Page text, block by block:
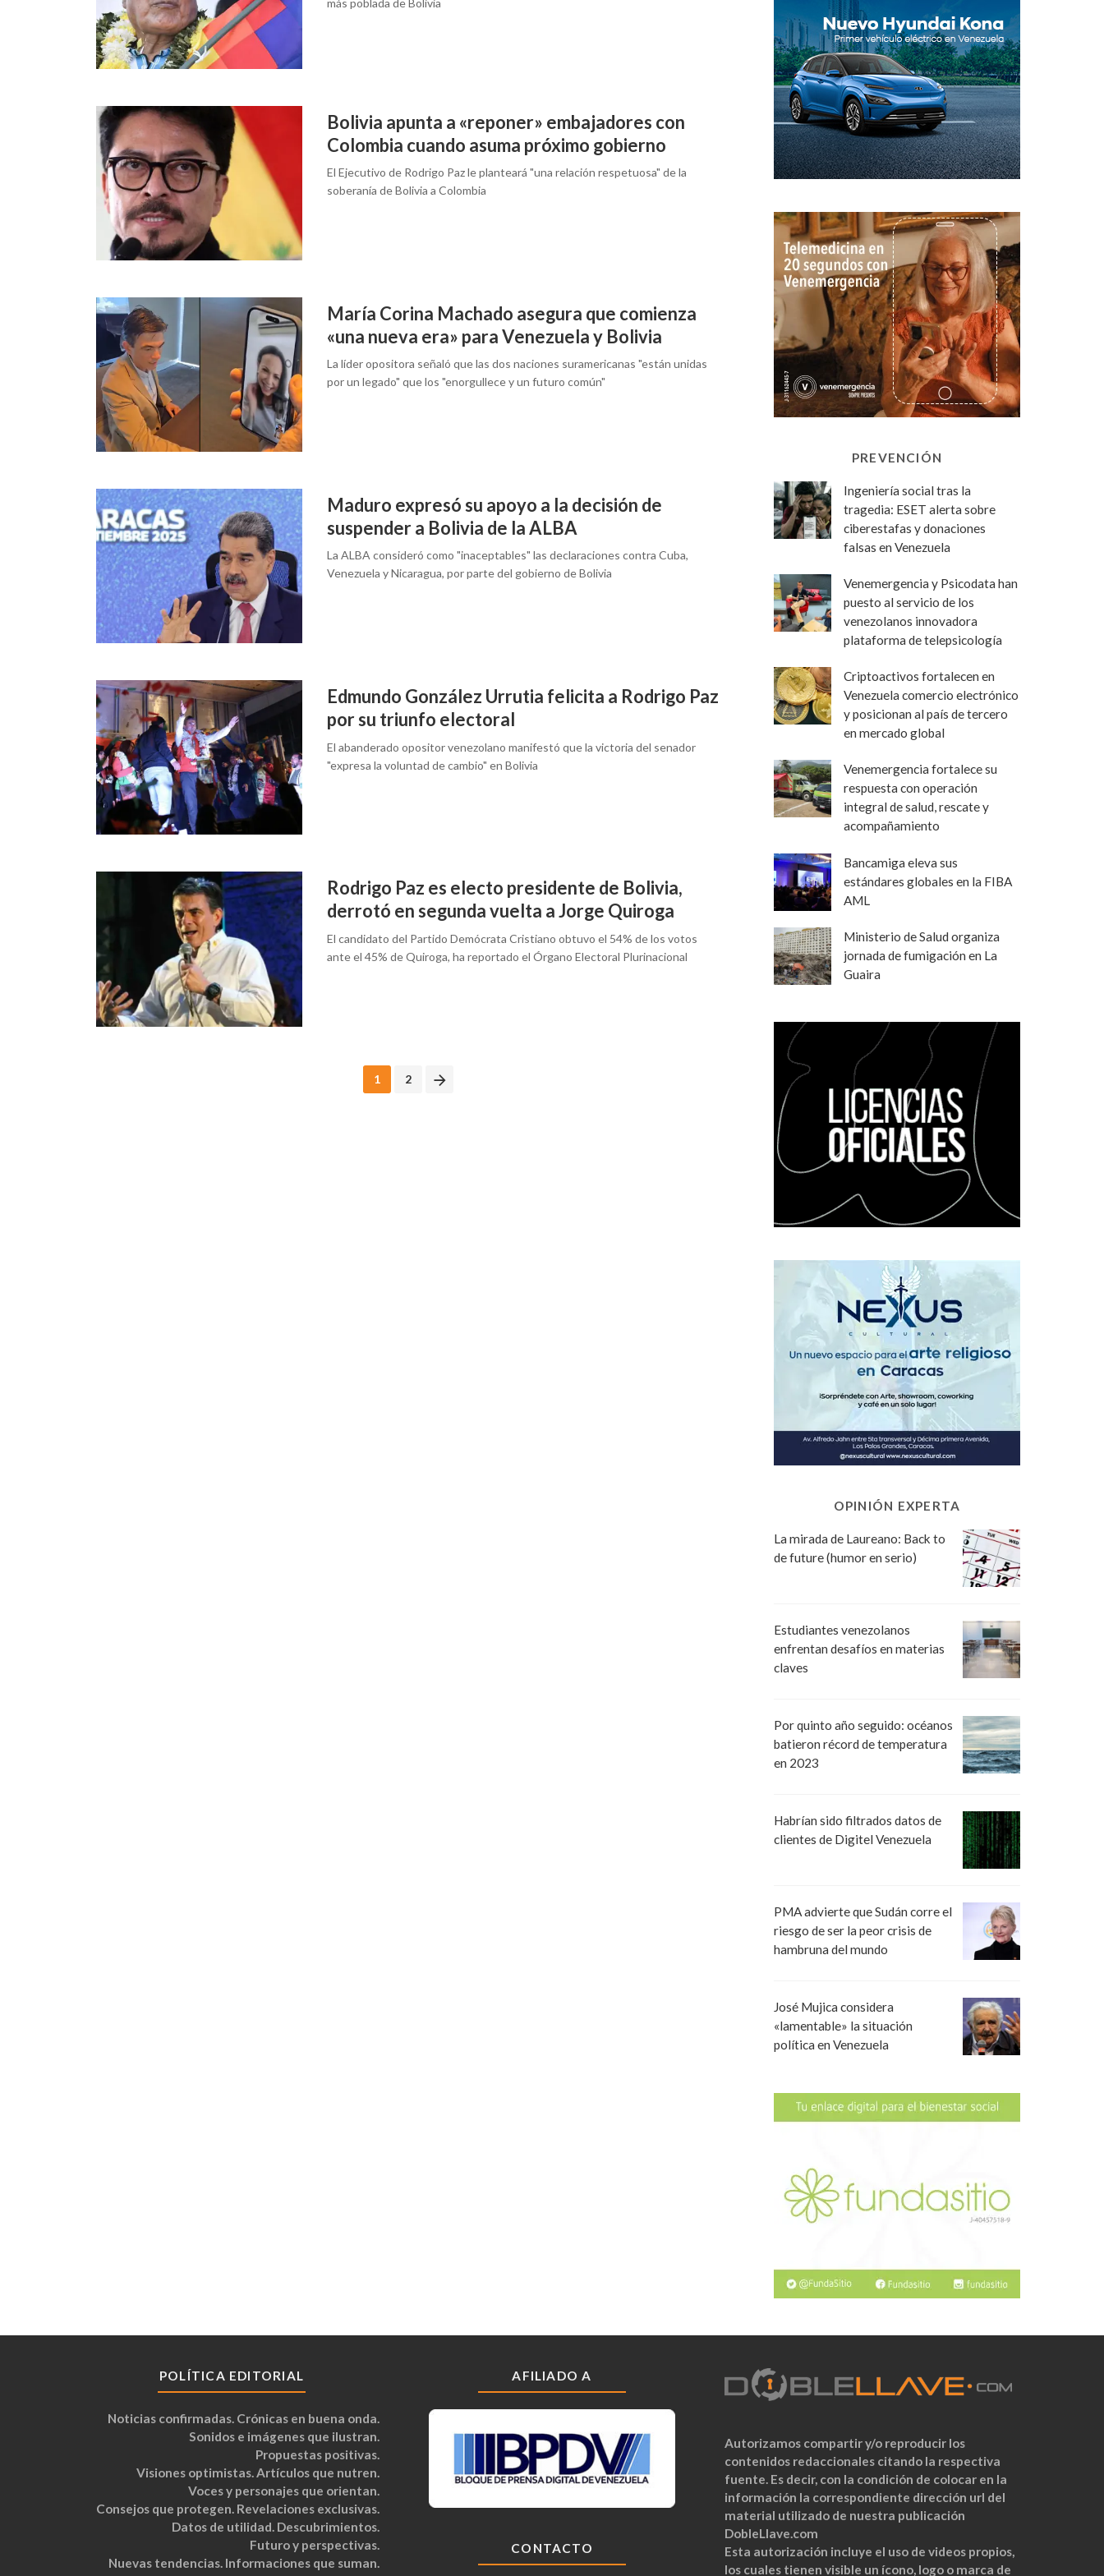
más poblada de Bolivia
Bolivia apunta a «reponer» embajadores con
Colombia cuando asuma próximo gobierno
El Ejecutivo de Rodrigo Paz le planteará "una relación respetuosa" de la
soberanía de Bolivia a Colombia
María Corina Machado asegura que comienza
«una nueva era» para Venezuela y Bolivia
La líder opositora señaló que las dos naciones suramericanas "están unidas
por un legado" que los "enorgullece y un futuro común"
Maduro expresó su apoyo a la decisión de
suspender a Bolivia de la ALBA
La ALBA consideró como "inaceptables" las declaraciones contra Cuba,
Venezuela y Nicaragua, por parte del gobierno de Bolivia
Edmundo González Urrutia felicita a Rodrigo Paz
por su triunfo electoral
El abanderado opositor venezolano manifestó que la victoria del senador
"expresa la voluntad de cambio" en Bolivia
Rodrigo Paz es electo presidente de Bolivia,
derrotó en segunda vuelta a Jorge Quiroga
El candidato del Partido Demócrata Cristiano obtuvo el 54% de los votos
ante el 45% de Quiroga, ha reportado el Órgano Electoral Plurinacional
1 2
PREVENCIÓN
Ingeniería social tras la
tragedia: ESET alerta sobre
ciberestafas y donaciones
falsas en Venezuela
Venemergencia y Psicodata han
puesto al servicio de los
venezolanos innovadora
plataforma de telepsicología
Criptoactivos fortalecen en
Venezuela comercio electrónico
y posicionan al país de tercero
en mercado global
Venemergencia fortalece su
respuesta con operación
integral de salud, rescate y
acompañamiento
Bancamiga eleva sus
estándares globales en la FIBA
AML
Ministerio de Salud organiza
jornada de fumigación en La
Guaira
OPINIÓN EXPERTA
La mirada de Laureano: Back to
de future (humor en serio)
Estudiantes venezolanos
enfrentan desafíos en materias
claves
Por quinto año seguido: océanos
batieron récord de temperatura
en 2023
Habrían sido filtrados datos de
clientes de Digitel Venezuela
PMA advierte que Sudán corre el
riesgo de ser la peor crisis de
hambruna del mundo
José Mujica considera
«lamentable» la situación
política en Venezuela
POLÍTICA EDITORIAL
Noticias confirmadas. Crónicas en buena onda.
Sonidos e imágenes que ilustran.
Propuestas positivas.
Visiones optimistas. Artículos que nutren.
Voces y personajes que orientan.
Consejos que protegen. Revelaciones exclusivas.
Datos de utilidad. Descubrimientos.
Futuro y perspectivas.
Nuevas tendencias. Informaciones que suman.
AFILIADO A
CONTACTO
Autorizamos compartir y/o reproducir los
contenidos redaccionales citando la respectiva
fuente. Es decir, con la condición de colocar en la
información la correspondiente dirección url del
material utilizado de nuestra publicación
DobleLlave.com
Esta autorización incluye el uso de videos propios,
los cuales tienen visible un ícono, logo o marca de